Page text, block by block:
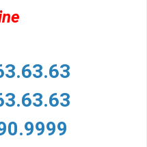
nhân"
gì?
điện thoại ví như rồng cuộn,